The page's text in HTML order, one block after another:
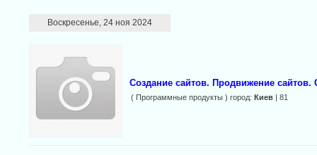
Воскресенье, 24 ноя 2024
Создание сайтов. Продвижение
( Программные продукты ) город: Киев| 81